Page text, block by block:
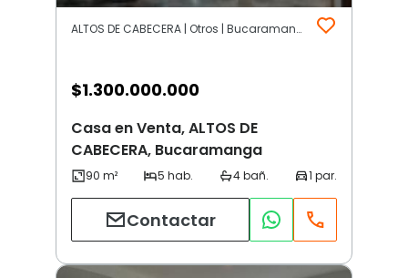
ALTOS DE CABECERA | Otros | Bucaramanga
$1.300.000.000
Casa en Venta, ALTOS DE
CABECERA, Bucaramanga
Contactar